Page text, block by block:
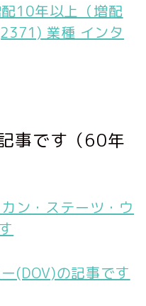
10年以上（増配
業種 インタ
事です（60年
ン・ステーツ・ウ
(DOV)の記事です